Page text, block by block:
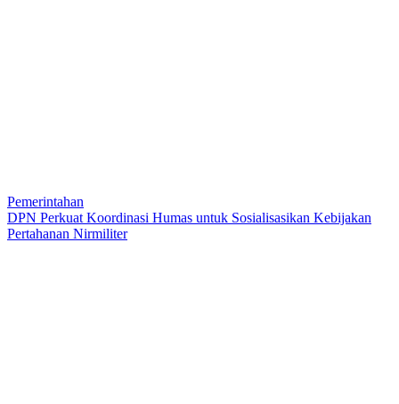
Pemerintahan
DPN Perkuat Koordinasi Humas untuk Sosialisasikan Kebijakan
Pertahanan Nirmiliter